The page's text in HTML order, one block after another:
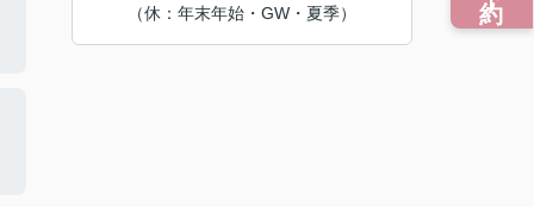
（休：年末年始・GW・夏季）